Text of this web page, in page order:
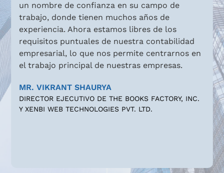
de confianza en su campo de
donde tienen muchos años de
Ahora estamos libres de los
puntuales de nuestra contabilidad
lo que nos permite centrarnos en
principal de nuestras empresas.
VIKRANT SHAURYA
EJECUTIVO DE THE BOOKS FACTORY, INC.
WEB TECHNOLOGIES PVT. LTD.
modo
VJM ha
con la
Mr.
Incubit